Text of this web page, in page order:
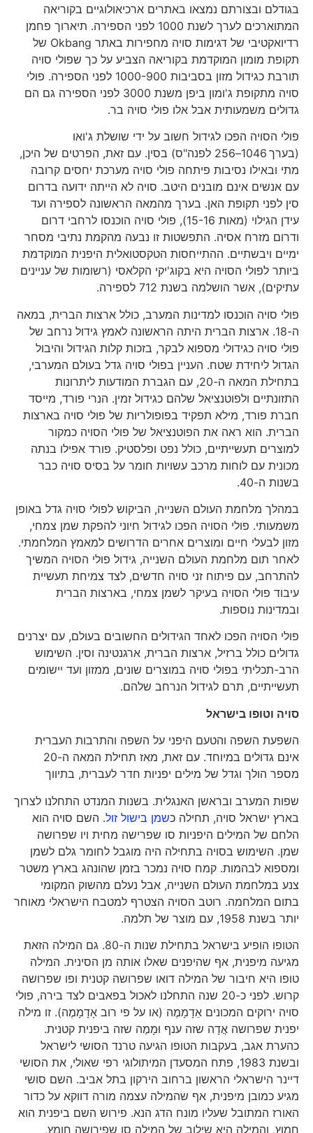
בגודלם ובצורתם נמצאו באתרים ארכיאולוגיים בקוריאה
המתוארכים לערך לשנת 1000 לפני הספירה. תיארוך פחמן
רדיואקטיבי של דגימות סויה מחפירות באתר Okbang של
תקופת מומון המוקדמת בקוריאה הצביע על כך שפולי סויה
תורבת כגידול מזון בסביבות 1000-900 לפני הספירה. פולי
סויה מתקופת ג'ומון ביפן משנת 3000 לפני הספירה גם הם
גדולים משמעותית אבל אלו פולי סויה בר.
פולי הסויה הפכו לגידול חשוב על ידי שושלת ג'ואו
(בערך 1046–256 לפנה"ס) בסין. עם זאת, הפרטים של היכן,
מתי ובאילו נסיבות פיתחה פולי סויה מערכת יחסים קרובה
עם אנשים אינם מובנים היטב. סויה לא הייתה ידועה בדרום
סין לפני תקופת האן. בערך מהמאה הראשונה לספירה ועד
עידן הגילוי (מאות 15-16), פולי סויה הוכנסו לרחבי דרום
ודרום מזרח אסיה. התפשטות זו נבעה מהקמת נתיבי מסחר
ימיים ויבשתיים. ההתייחסות הטקסטואלית היפנית המוקדמת
ביותר לפולי הסויה היא בקוג'יקי הקלאסי (רשומות של עניינים
עתיקים), אשר הושלמה בשנת 712 לספירה.
פולי סויה הוכנסו למדינות המערב, כולל ארצות הברית, במאה
ה-18. ארצות הברית היתה הראשונה לאמץ גידול נרחב של
פולי סויה כגידולי מספוא לבקר, בזכות קלות הגידול והיבול
הגדול ליחידת שטח. העניין בפולי סויה גדל בעולם המערבי,
בתחילת המאה ה-20, עם הגברת המודעות ליתרונות
התזונתיים ולפוטנציאל שלהם כגידול זמין. הנרי פורד, מייסד
חברת פורד, מילא תפקיד בפופולריות של פולי סויה בארצות
הברית. הוא ראה את הפוטנציאל של פולי הסויה כמקור
למוצרים תעשייתיים, כולל נפט ופלסטיק. פורד אפילו בנתה
מכונית עם לוחות מרכב עשויות חומר על בסיס סויה כבר
בשנות ה-40.
במהלך מלחמת העולם השנייה, הביקוש לפולי סויה גדל באופן
משמעותי. פולי הסויה הפכו לגידול חיוני להפקת שמן צמחי,
מזון לבעלי חיים ומוצרים אחרים הדרושים למאמץ המלחמתי.
לאחר תום מלחמת העולם השנייה, גידול פולי הסויה המשיך
להתרחב, עם פיתוח זני סויה חדשים, לצד צמיחת תעשיית
עיבוד פולי הסויה בעיקר לשמן צמחי, בארצות הברית
ובמדינות נוספות.
פולי הסויה הפכו לאחד הגידולים החשובים בעולם, עם יצרנים
גדולים כולל ברזיל, ארצות הברית, ארגנטינה וסין. השימוש
הרב-תכליתי בפולי סויה במוצרים שונים, ממזון ועד יישומים
תעשייתיים, תרם לגידול הנרחב שלהם.
סויה וטופו בישראל
השפעת השפה והטעם היפני על השפה והתרבות העברית
אינם גדולים במיוחד. עם זאת, מאז תחילת המאה ה-20
מספר הולך וגדל של מילים יפניות חדר לעברית, בתיווך
שפות המערב ובראשן האנגלית. בשנות המנדט התחלנו לצרוך
בארץ ישראל סויה, תחילה כשמן בישול זול . השם סויה הוא
הלחם של המילים היפניות סו שפרישה מחית ויו שפרושה
שמן. השימוש בסויה בתחילה היה מוגבל לחומר גלם לשמן
ומספוא לבהמות. קמח סויה נמכר בזמן שהונהג בארץ משטר
צנע במלחמת העולם השנייה, אבל נעלם מהשוק המקומי
בתום המלחמה. רוטב הסויה הצטרף למטבח הישראלי מאוחר
יותר בשנת 1958, עם מוצר של תלמה.
הטופו הופיע בישראל בתחילת שנות ה-80. גם המילה הזאת
מגיעה מיפנית, אף שהיפנים שאלו אותה מן הסינית. המילה
טופו היא חיבור של המילה דואו שפרושה קטנית ופו שפרושה
קרוש. לפני כ-20 שנה התחלנו לאכול בפאבים לצד בירה, פולי
סויה ירוקים המכונים אֵדָמָמֶה (או על פי רוב אָדָמָמֶה). זו מילה
יפנית שפרושה אֲדָה שזה ענף וּמָמֶה שזה ביפנית קטנית.
כהערת אגב, בעקבות הטופו הגיעה טרנד הסושי לישראל
ובשנת 1983, פתח המסעדן המיתולוגי רפי שאולי, את הסושי
דיינר הישראלי הראשון ברחוב הירקון בתל אביב. השם סושי
מגיע כמובן מיפנית, אף שהמילה עצמה מורה דווקא על כדור
האורז המתובל שעליו מונח הדג הנא. פירוש השם ביפנית הוא
חמוץ, והמילה היא שילוב של המילה סו שפירושה חומץ,